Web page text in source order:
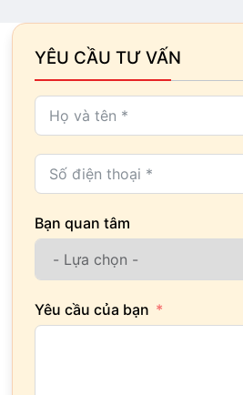
YÊU CẦU TƯ VẤN
Bạn quan tâm
Yêu cầu của bạn